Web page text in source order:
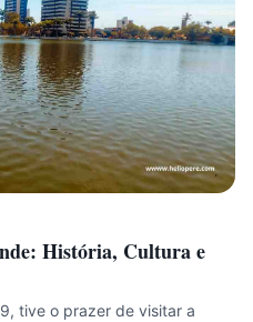
História, Cultura e
tive o prazer de visitar a